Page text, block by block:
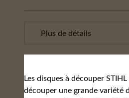
Les disques à découper
découper une grande variété